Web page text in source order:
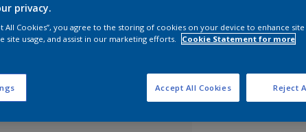
容量
privacy.
All Cookies”, you agree to the storing of cookies on your device to enhance site
site usage, and assist in our marketing efforts.
Cookie Statement for more
Reject
Accept All Cookies